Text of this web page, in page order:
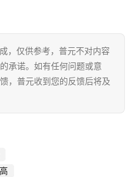
，仅供参考，普元不对内容
承诺。如有任何问题或意
，普元收到您的反馈后将及